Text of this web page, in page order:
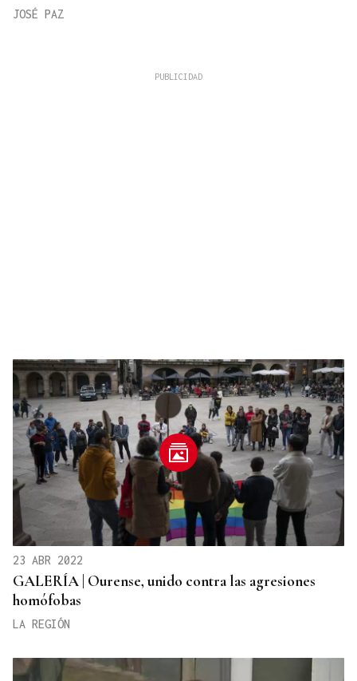
JOSÉ PAZ
23 ABR 2022
GALERÍA | Ourense, unido contra las agresiones
homófobas
LA REGIÓN